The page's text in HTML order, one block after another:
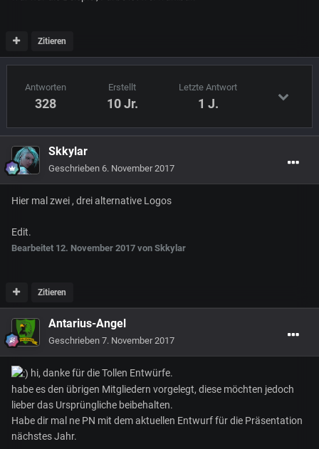
Zitieren
Antworten
328
Erstellt
10 Jr.
Letzte Antwort
1 J.
Skkylar
Geschrieben 6. November 2017
Hier mal zwei , drei alternative Logos
Edit.
Bearbeitet 12. November 2017 von Skkylar
Zitieren
Antarius-Angel
Geschrieben 7. November 2017
hi, danke für die Tollen Entwürfe.
habe es den übrigen Mitgliedern vorgelegt, diese möchten jedoch
lieber das Ursprüngliche beibehalten.
Habe dir mal ne PN mit dem aktuellen Entwurf für die Präsentation
nächstes Jahr.